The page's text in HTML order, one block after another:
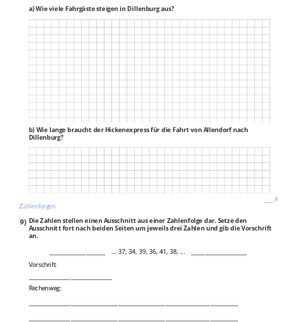
a) Wie viele Fahrgäste steigen in Dillenburg aus?
b) Wie lange braucht der Hickenexpress für die Fahrt von Allendorf nach
Dillenburg?
/6P
Zahlenfolgen
9) Die Zahlen stellen einen Ausschnitt aus einer Zahlenfolge dar. Setze den
Ausschnitt fort nach beiden Seiten um jeweils drei Zahlen und gib die Vorschrift
an.
... 37, 34, 39, 36, 41, 38, ...
Vorschrift:
Rechenweg: